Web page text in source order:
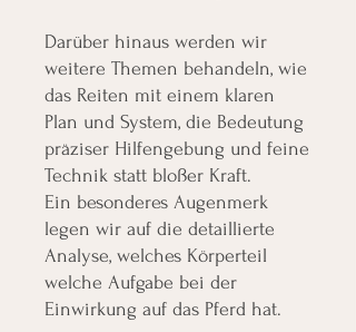
Darüber hinaus werden wir
weitere Themen behandeln, wie
das Reiten mit einem klaren
Plan und System, die Bedeutung
präziser Hilfengebung und feine
Technik statt bloßer Kraft.
Ein besonderes Augenmerk
legen wir auf die detaillierte
Analyse, welches Körperteil
welche Aufgabe bei der
Einwirkung auf das Pferd hat.